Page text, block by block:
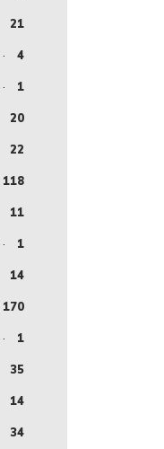
21
4
1
20
22
118
11
1
14
170
1
35
14
34